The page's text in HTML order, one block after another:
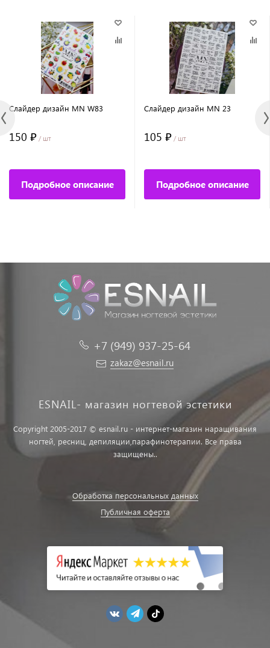
Слайдер дизайн MN W83
150 ₽ / шт
Подробное описание
Слайдер дизайн MN 23
105 ₽ / шт
Подробное описание
+7 (949) 937-25-64
zakaz@esnail.ru
ESNAIL- магазин ногтевой эстетики
Copyright 2005-2017 © esnail.ru - интернет-магазин наращивания
ногтей, ресниц, депиляции,парафинотерапии. Все права
защищены..
Обработка персональных данных
Публичная оферта